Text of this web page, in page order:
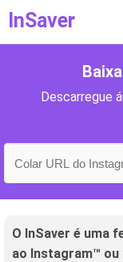
InSaver
Descarregue
O InSaver é uma
ao Instagram™ ou